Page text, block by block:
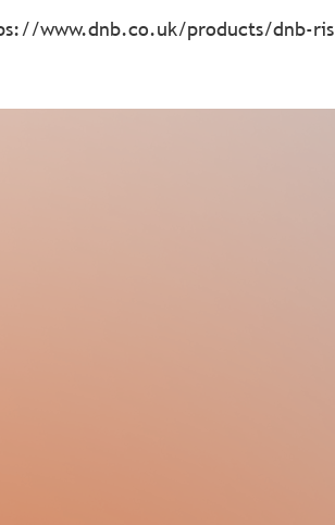
www.dnb.co.uk/products/dnb-